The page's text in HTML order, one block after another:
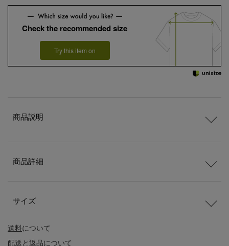
Check the recommended size
Try this item on
送料について
配送と返品について
商品説明
商品詳細
サイズ